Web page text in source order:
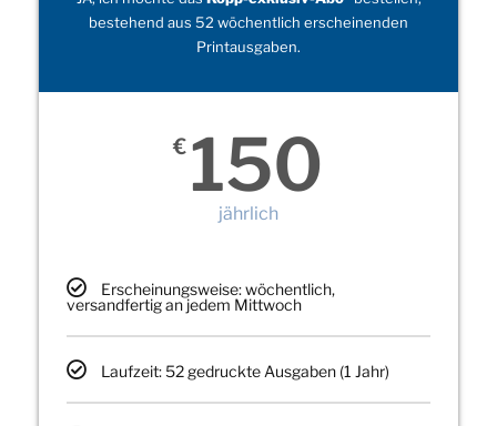
bestehend aus 52 wöchentlich erscheinenden
Printausgaben.
€ 150
jährlich
Erscheinungsweise: wöchentlich,
versandfertig an jedem Mittwoch
Laufzeit: 52 gedruckte Ausgaben (1 Jahr)